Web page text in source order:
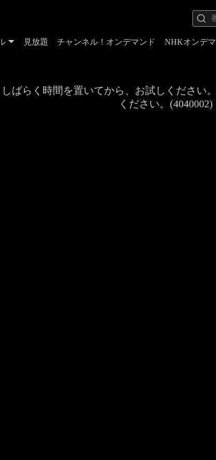
見放題 チャンネル！オンデマンド NHKオンデ
ばらく時間を置いてから、お試しください
ください。(4040002)